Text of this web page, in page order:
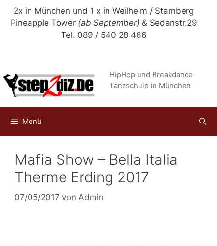
Zum
Inhalt
2x in München und 1 x in Weilheim / Starnberg
Pineapple Tower (ab September) & Sedanstr.29
Tel. 089 / 540 28 466
HipHop und Breakdance
Tanzschule in München
Menü
Mafia Show – Bella Italia
Therme Erding 2017
07/05/2017 von Admin